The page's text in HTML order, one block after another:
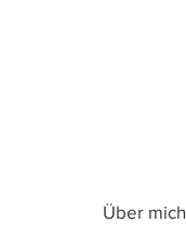
Über mich